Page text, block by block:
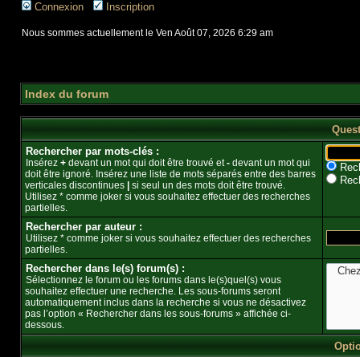
Connexion Inscription
Nous sommes actuellement le Ven Août 07, 2026 6:29 am
Index du forum
Rechercher par mots-clés :
Insérez + devant un mot qui doit être trouvé et- devant un mot qui
doit être ignoré. Insérez une liste de mots séparés entre des barres
verticales discontinues
si seul un des mots doit être trouvé.
Utilisez * comme joker si vous souhaitez effectuer des recherches
partielles.
Rechercher par auteur :
Utilisez * comme joker si vous souhaitez effectuer des recherches
partielles.
Rechercher dans le(s) forum(s) :
Sélectionnez le forum ou les forums dans le(s)quel(s) vous
souhaitez effectuer une recherche. Les sous-forums seront
automatiquement inclus dans la recherche si vous ne désactivez
pas l’option « Rechercher dans les sous-forums » affichée ci-
dessous.